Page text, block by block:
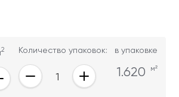
2 Количество упаковок: в упаковке
1.620 м²